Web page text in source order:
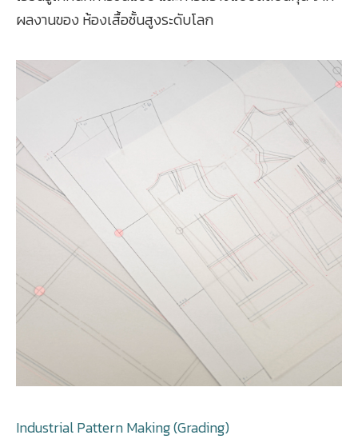
ผลงานของ ห้องเสื้อชั้นสูงระดับโลก
Industrial Pattern Making (Grading)